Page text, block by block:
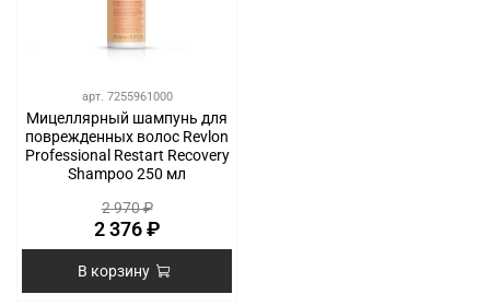
арт. 7255961000
Мицеллярный шампунь для
поврежденных волос Revlon
Professional Restart Recovery
Shampoo 250 мл
2 970 ₽
2 376 ₽
В корзину